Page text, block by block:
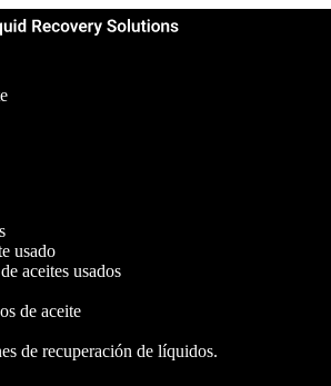
usado
aceites usados
de aceite
de recuperación de líquidos.